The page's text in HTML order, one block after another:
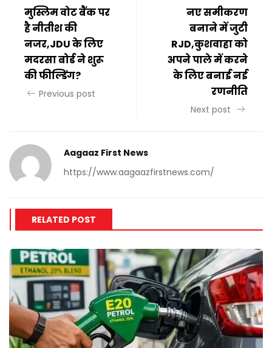
मुस्लिम वोट बैंक पर
है नीतीश की
नजर,JDU के लिए
मदरसा बोर्ड ने शुरू
की फील्डिंग?
Previous post
नए समीकरण
बनाने में जुटी
RJD,कुशवाहा को
अपने पाले में करने
के लिए बनाई नई
रणनीति
Next post
Aagaaz First News
https://www.aagaazfirstnews.com/
RELATED POST